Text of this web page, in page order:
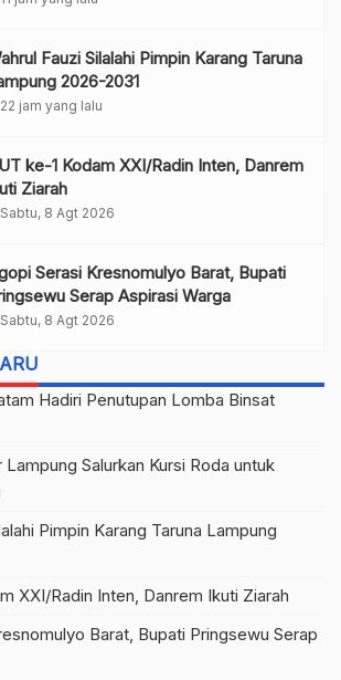
Fauzi Silalahi Pimpin Karang Taruna
2026-2031
22 jam yang lalu
ke-1 Kodam XXI/Radin Inten, Danrem
Ziarah
Sabtu, 8 Agt 2026
Serasi Kresnomulyo Barat, Bupati
Serap Aspirasi Warga
Sabtu, 8 Agt 2026
Hadiri Penutupan Lomba Binsat
Salurkan Kursi Roda untuk
Pimpin Karang Taruna Lampung
XXI/Radin Inten, Danrem Ikuti Ziarah
Barat, Bupati Pringsewu Serap